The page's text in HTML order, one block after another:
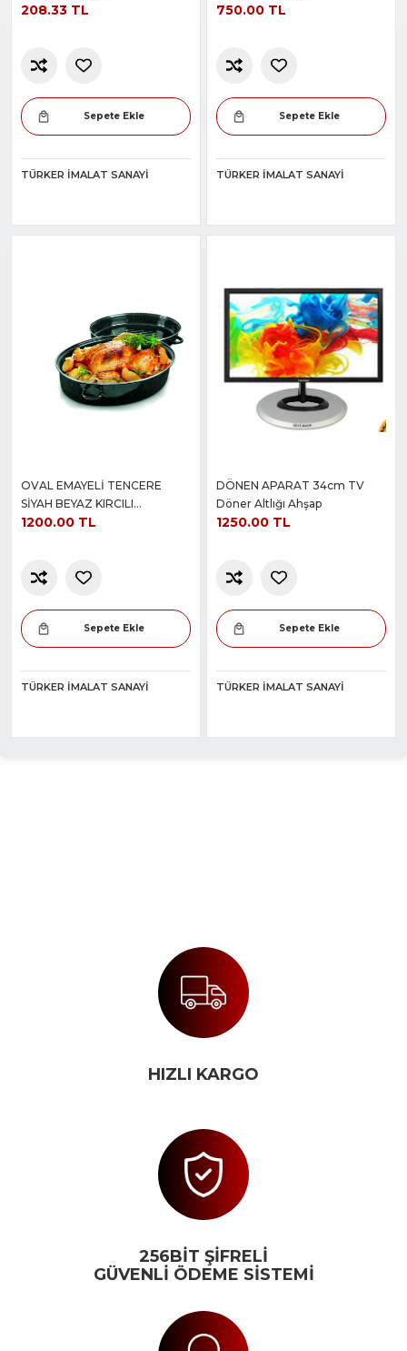
208.33 TL
Sepete Ekle
TÜRKER İMALAT SANAYI
750.00 TL
Sepete Ekle
TÜRKER İMALAT SANAYI
OVAL EMAYELİ TENCERE
SİYAH BEYAZ KIRCILI
38+26+18CM 0,8 KALINLIK
1200.00 TL
Sepete Ekle
TÜRKER İMALAT SANAYI
DÖNEN APARAT 34cm TV
Döner Altlığı Ahşap
1250.00 TL
Sepete Ekle
TÜRKER İMALAT SANAYI
HIZLI KARGO
256BİT ŞİFRELİ
GÜVENLİ ÖDEME SİSTEMİ